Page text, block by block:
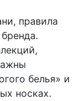
правила
белья» и
носках.